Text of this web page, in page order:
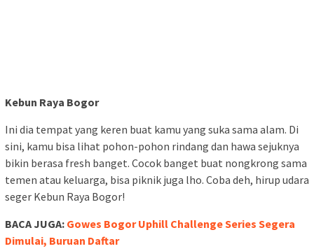
Kebun Raya Bogor
Ini dia tempat yang keren buat kamu yang suka sama alam. Di
sini, kamu bisa lihat pohon-pohon rindang dan hawa sejuknya
bikin berasa fresh banget. Cocok banget buat nongkrong sama
temen atau keluarga, bisa piknik juga lho. Coba deh, hirup udara
seger Kebun Raya Bogor!
BACA JUGA: Gowes Bogor Uphill Challenge Series Segera
Dimulai, Buruan Daftar